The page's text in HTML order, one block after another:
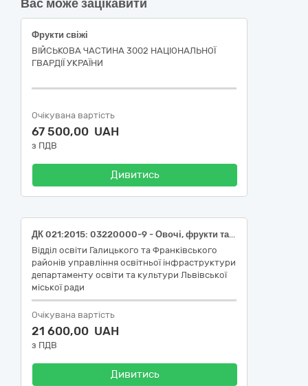
Вас може зацікавити
Фрукти свіжі
ВІЙСЬКОВА ЧАСТИНА 3002 НАЦІОНАЛЬНОЇ
ГВАРДІЇ УКРАЇНИ
Очікувана вартість
67 500,00 UAH
з ПДВ
Дивитись
ДК 021:2015: 03220000-9 - Овочі, фрукти та горіх (Полуниця свіжа) для закладів дошкільної освіти Галицького району м. Львова
Відділ освіти Галицького та Франківського
районів управління освітньої інфраструктури
департаменту освіти та культури Львівської
міської ради
Очікувана вартість
21 600,00 UAH
з ПДВ
Дивитись